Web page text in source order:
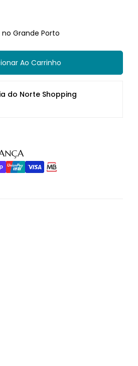
Grande Porto
Bálsamo Rep Lábios Rosa
Para MPL Bálsamo Rep
Ao Carrinho
do Norte Shopping